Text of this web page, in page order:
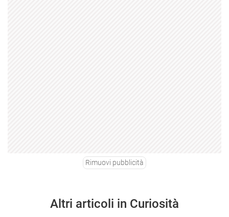
Rimuovi pubblicità
Altri articoli in Curiosità